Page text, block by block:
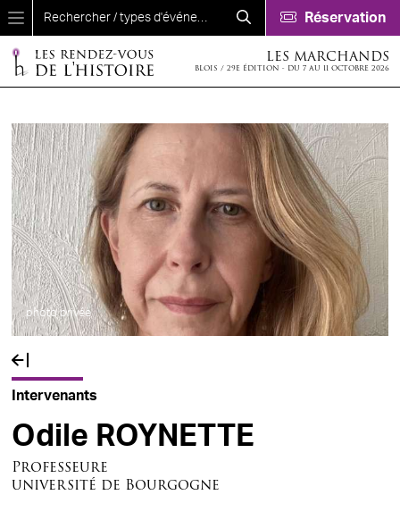
Aller au contenu principal
Réservation
LES MARCHANDS
BLOIS / 29E ÉDITION - DU 7 AU 11 OCTOBRE 2026
photo privée
Fil d'Ariane
Intervenants
Odile ROYNETTE
Professeure
université de Bourgogne